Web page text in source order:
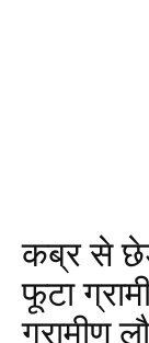
कब्र से
फूटा
ग्रामीण